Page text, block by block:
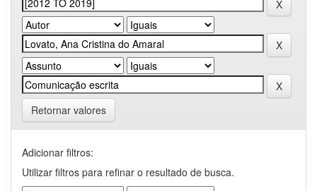
Retornar valores
Adicionar filtros:
Utilizar filtros para refinar o resultado de busca.